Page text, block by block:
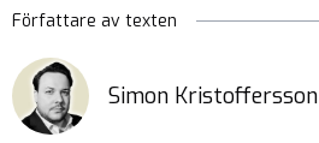
Författare av texten
Simon Kristoffersson